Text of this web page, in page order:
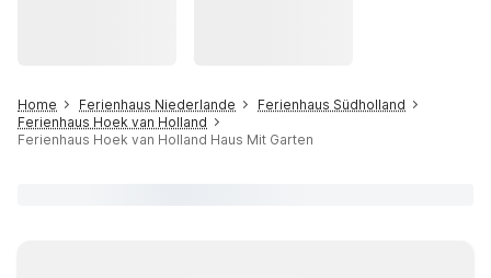
Home Ferienhaus Niederlande
Ferienhaus Südholland
Ferienhaus Hoek van Holland
Ferienhaus Hoek van Holland Haus Mit Garten